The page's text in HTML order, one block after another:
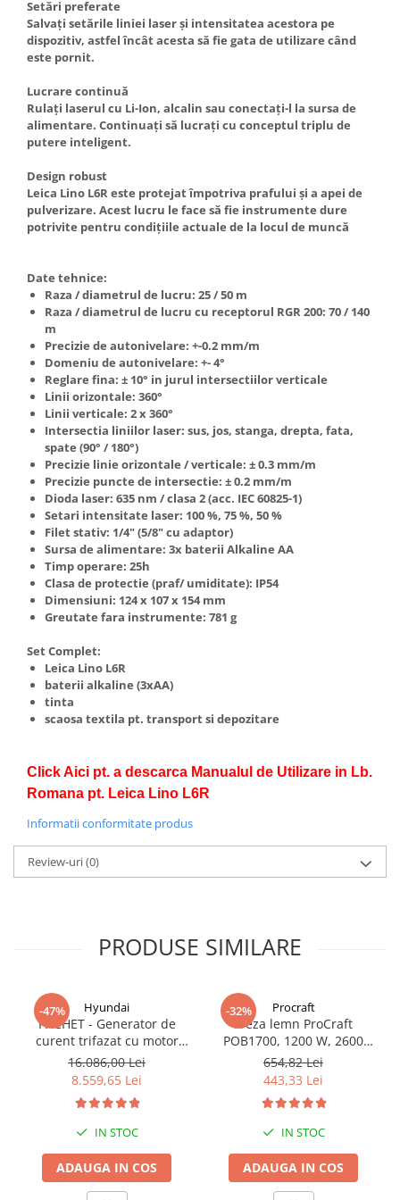
Setări preferate
Salvați setările liniei laser și intensitatea acestora pe
dispozitiv, astfel încât acesta să fie gata de utilizare când
este pornit.
Lucrare continuă
Rulați laserul cu Li-Ion, alcalin sau conectați-l la sursa de
alimentare. Continuați să lucrați cu conceptul triplu de
putere inteligent.
Design robust
Leica Lino L6R este protejat împotriva prafului și a apei de
pulverizare. Acest lucru le face să fie instrumente dure
potrivite pentru condițiile actuale de la locul de muncă
Date tehnice:
Raza / diametrul de lucru: 25 / 50 m
Raza / diametrul de lucru cu receptorul RGR 200: 70 / 140
m
Precizie de autonivelare: +-0.2 mm/m
Domeniu de autonivelare: +- 4°
Reglare fina: ± 10° in jurul intersectiilor verticale
Linii orizontale: 360°
Linii verticale: 2 x 360°
Intersectia liniilor laser: sus, jos, stanga, drepta, fata,
spate (90° / 180°)
Precizie linie orizontale / verticale: ± 0.3 mm/m
Precizie puncte de intersectie: ± 0.2 mm/m
Dioda laser: 635 nm / clasa 2 (acc. IEC 60825-1)
Setari intensitate laser: 100 %, 75 %, 50 %
Filet stativ: 1/4" (5/8" cu adaptor)
Sursa de alimentare: 3x baterii Alkaline AA
Timp operare: 25h
Clasa de protectie (praf/ umiditate): IP54
Dimensiuni: 124 x 107 x 154 mm
Greutate fara instrumente: 781 g
Set Complet:
Leica Lino L6R
baterii alkaline (3xAA)
tinta
scaosa textila pt. transport si depozitare
Click Aici pt. a descarca Manualul de Utilizare in Lb.
Romana pt. Leica Lino L6R
Informatii conformitate produs
Review-uri(0)
PRODUSE SIMILARE
-47% Hyundai
PACHET - Generator de
curent trifazat cu motor
diesel Hyundai DHY8600SE-
T, putere motor 12 CP,
Putere maxima 7.9 kVA,
tensiune 380 / 220 V +
Automatizare trifazata
ATS12-3P
16.086,00 Lei
8.559,65 Lei
IN STOC
ADAUGA IN COS
-32% Procraft
Freza lemn ProCraft
POB1700, 1200 W, 2600
Rpm cu 12 freze pentru
lemn incluse in pachet
654,82 Lei
443,33 Lei
IN STOC
ADAUGA IN COS